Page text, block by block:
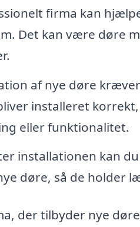
firma kan
Det kan være døre
af nye døre
installeret
eller funktionalitet.
installationen kan
døre, så de holder
der tilbyder nye